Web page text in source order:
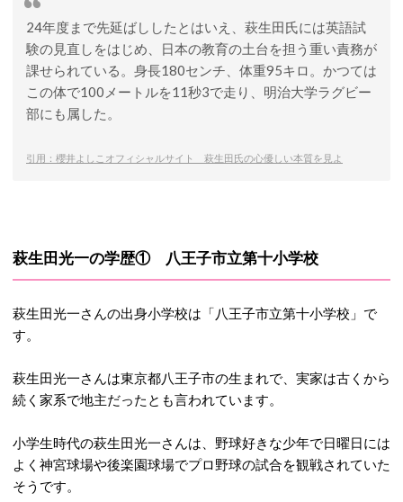
24年度まで先延ばししたとはいえ、萩生田氏には英語試
験の見直しをはじめ、日本の教育の土台を担う重い責務が
課せられている。身長180センチ、体重95キロ。かつては
この体で100メートルを11秒3で走り、明治大学ラグビー
部にも属した。
引用：櫻井よしこオフィシャルサイト 萩生田氏の心優しい本質を見よ
萩生田光一の学歴① 八王子市立第十小学校
萩生田光一さんの出身小学校は「八王子市立第十小学校」で
す。
萩生田光一さんは東京都八王子市の生まれで、実家は古くから
続く家系で地主だったとも言われています。
小学生時代の萩生田光一さんは、野球好きな少年で日曜日には
よく神宮球場や後楽園球場でプロ野球の試合を観戦されていた
そうです。